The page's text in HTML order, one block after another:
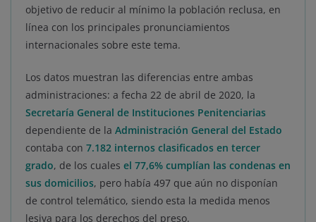
objetivo de reducir al mínimo la población reclusa, en
línea con los principales pronunciamientos
internacionales sobre este tema.
Los datos muestran las diferencias entre ambas
administraciones: a fecha 22 de abril de 2020, la
Secretaría General de Instituciones Penitenciarias
dependiente de la Administración General del Estado
contaba con 7.182 internos clasificados en tercer
grado, de los cuales el 77,6% cumplían las condenas en
sus domicilios, pero había 497 que aún no disponían
de control telemático, siendo esta la medida menos
lesiva para los derechos del preso.